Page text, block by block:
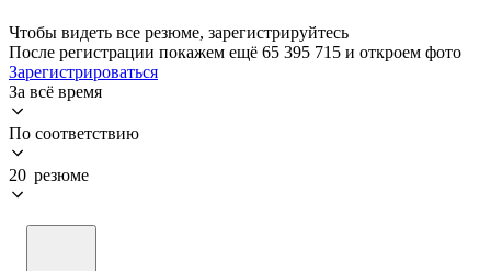
Чтобы видеть все резюме, зарегистрируйтесь
После регистрации покажем ещё 65 395 715 и откроем фото
Зарегистрироваться
За всё время
По соответствию
20 резюме